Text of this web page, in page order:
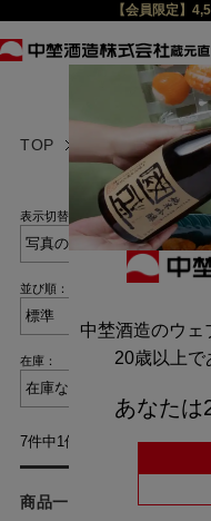
【会員限定】
TOP 商品検索
表示切替：
並び順：
在庫：
7件中1件～7件を表示
商品一覧
中埜酒造のウェ
20歳以上で
あなたは